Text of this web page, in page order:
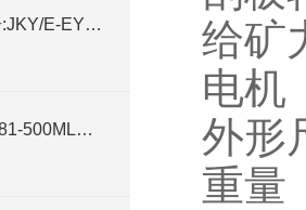
二氧化氯检测仪 型号:JKY/E-EYHL-3AZ的简单介绍
型号:HH56/LF75/EF81-500ML过滤装置的介绍
给矿
电机
外形
重量